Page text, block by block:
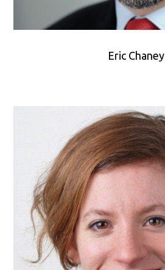
Eric Chaney